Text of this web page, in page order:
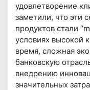
удовлетворение
заметили, что эти
продуктов стали
условиях высокой
время, сложная
банковскую
внедрению
значительных